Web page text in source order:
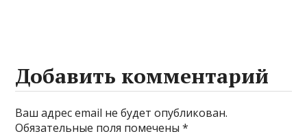
Добавить комментарий
Ваш адрес email не будет опубликован.
Обязательные поля помечены*